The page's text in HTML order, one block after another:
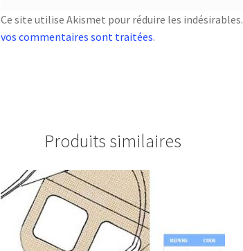
Ce site utilise Akismet pour réduire les indésirables.
vos commentaires sont traitées.
Produits similaires